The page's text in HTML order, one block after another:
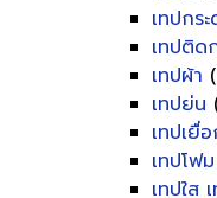
เทปกร
เทปติด
เทปผ้า
เทปย่น
เทปเยื่
เทปโฟม
เทปใส